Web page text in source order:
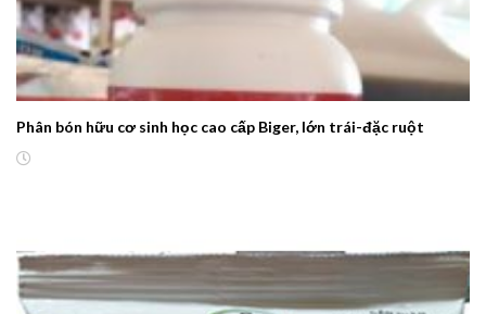
Phân bón hữu cơ sinh học cao cấp Biger, lớn trái-đặc ruột